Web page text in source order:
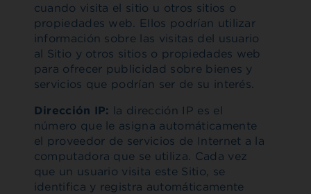
cuando visita el sitio u otros sitios o
propiedades web. Ellos podrían utilizar
información sobre las visitas del usuario
al Sitio y otros sitios o propiedades web
para ofrecer publicidad sobre bienes y
servicios que podrían ser de su interés.
Dirección IP: la dirección IP es el
número que le asigna automáticamente
el proveedor de servicios de Internet a la
computadora que se utiliza. Cada vez
que un usuario visita este Sitio, se
identifica y registra automáticamente